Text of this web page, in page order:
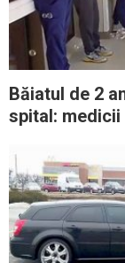
Băiatul de 2
spital: